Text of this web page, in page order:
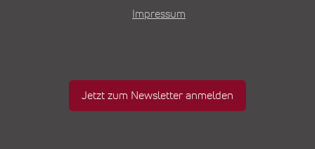
Impressum
Jetzt zum Newsletter anmelden